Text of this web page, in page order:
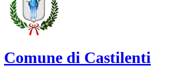
Comune di Castilenti